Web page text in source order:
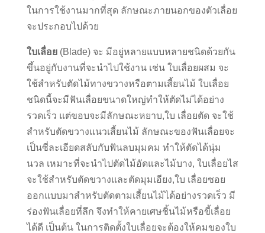
ในการใช้งานมากที่สุด ลักษณะภายนอกของตัวเลื่อย
จะประกอบไปด้วย
ใบเลื่อย (Blade) จะ มีอยู่หลายแบบหลายชนิดด้วยกัน
ขึ้นอยู่กับงานที่จะนำไปใช้งาน เช่น ใบเลื่อยผสม จะ
ใช้สำหรับตัดไม้ทางขวางหรือตามเสี้ยนไม้ ใบเลื่อย
ชนิดนี้จะมีฟันเลื่อยขนาดใหญ่ทำให้ตัดไม่ได้อย่าง
รวดเร็ว แต่ขอบจะมีลักษณะหยาบ,ใบ เลื่อยตัด จะใช้
สำหรับตัดขวางแนวเสี้ยนไม้ ลักษณะของฟันเลื่อยจะ
เป็นซี่ละเอียดสลับกับฟันลบมุมคม ทำให้ตัดได้นุ่ม
นวล เหมาะที่จะนำไปตัดไม้อัดและไม้บาง, ใบเลื่อยไส
จะใช้สำหรับตัดขวางและตัดมุมเอียง,ใบ เลื่อยซอย
ออกแบบมาสำหรับตัดตามเสี้ยนไม้ได้อย่างรวดเร็ว มี
ร่องฟันเลื่อยที่ลึก จึงทำให้คายเศษชิ้นไม้หรือขี้เลื่อย
ได้ดี เป็นต้น ในการติดตั้งใบเลื่อยจะต้องให้คมของใบ